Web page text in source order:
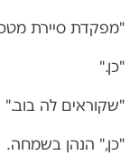
"מפקדת סיירת
"כן."
"שקוראים לה בוב."
"כן," הנהן בשמחה.